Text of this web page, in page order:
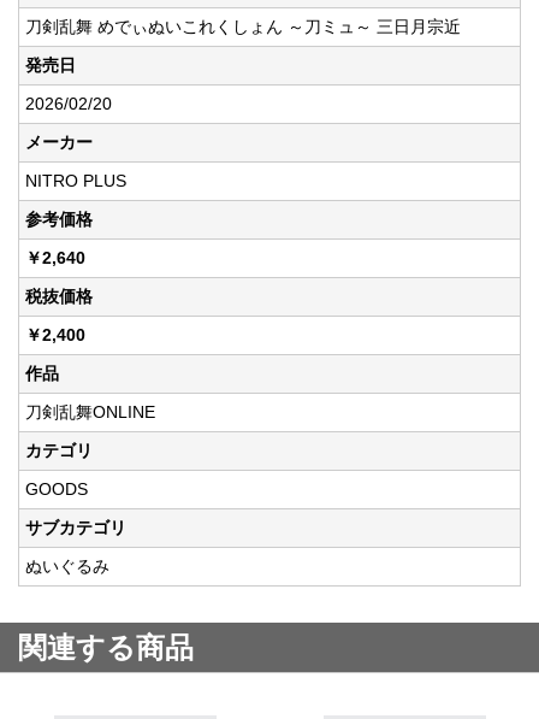
刀剣乱舞 めでぃぬいこれくしょん ～刀ミュ～ 三日月宗近
発売日
2026/02/20
メーカー
NITRO PLUS
参考価格
￥2,640
税抜価格
￥2,400
作品
刀剣乱舞ONLINE
カテゴリ
GOODS
サブカテゴリ
ぬいぐるみ
関連する商品